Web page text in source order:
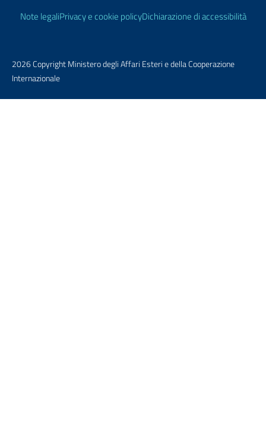
Note legaliPrivacy e cookie policyDichiarazione di accessibilità
2026 Copyright Ministero degli Affari Esteri e della Cooperazione
Internazionale